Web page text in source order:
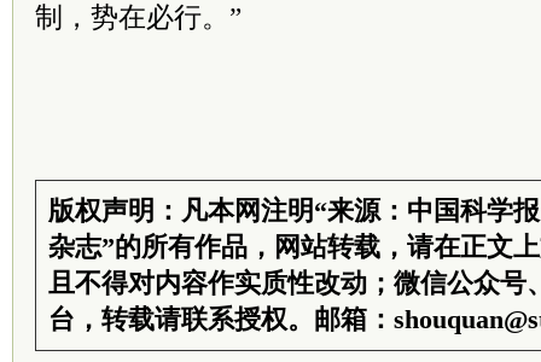
制，势在必行。”
版权声明：凡本网注明“来源：中国科学
杂志”的所有作品，网站转载，请在正文
且不得对内容作实质性改动；微信公众号
台，转载请联系授权。邮箱：